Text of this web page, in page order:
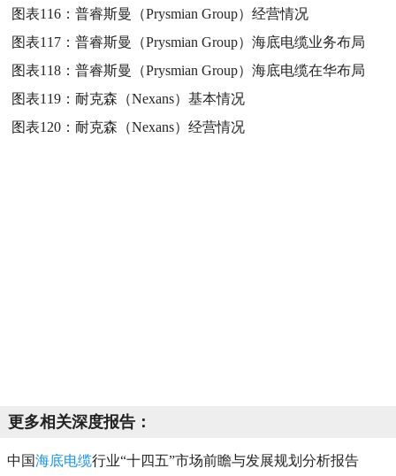
图表116：普睿斯曼（Prysmian Group）经营情况
图表117：普睿斯曼（Prysmian Group）海底电缆业务布局
图表118：普睿斯曼（Prysmian Group）海底电缆在华布局
图表119：耐克森（Nexans）基本情况
图表120：耐克森（Nexans）经营情况
更多相关深度报告：
中国海底电缆行业“十四五”市场前瞻与发展规划分析报告